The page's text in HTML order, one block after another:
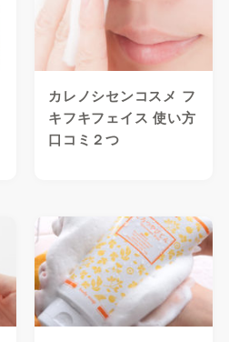
カレノシセンコスメ フ
キフキフェイス 使い方
口コミ２つ